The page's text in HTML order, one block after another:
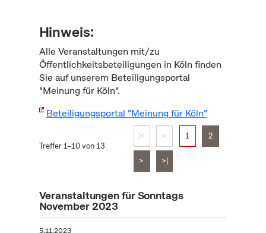
Hinweis:
Alle Veranstaltungen mit/zu
Öffentlichkeitsbeteiligungen in Köln finden
Sie auf unserem Beteiligungsportal
"Meinung für Köln".
Beteiligungsportal "Meinung für Köln"
Treffer 1–10 von 13
|< < 1 2
> >|
Veranstaltungen für Sonntags
November 2023
5.11.2023